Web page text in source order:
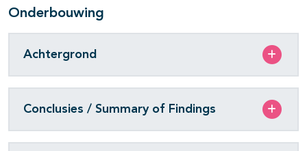
Onderbouwing
Achtergrond
Conclusies / Summary of Findings